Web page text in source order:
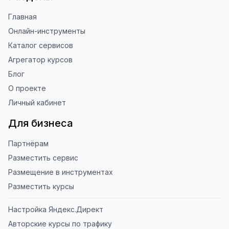
Главная
Онлайн-инструменты
Каталог сервисов
Агрегатор курсов
Блог
О проекте
Личный кабинет
Для бизнеса
Партнёрам
Разместить сервис
Размещение в инструментах
Разместить курсы
Настройка Яндекс.Директ
Авторские курсы по трафику